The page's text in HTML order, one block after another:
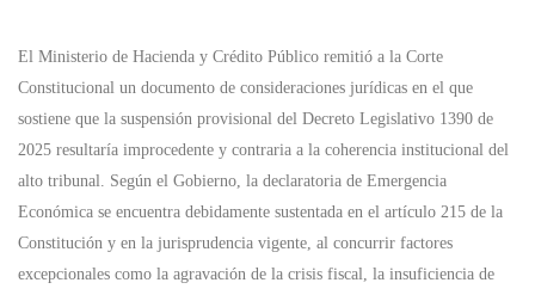
El Ministerio de Hacienda y Crédito Público remitió a la Corte
Constitucional un documento de consideraciones jurídicas en el que
sostiene que la suspensión provisional del Decreto Legislativo 1390 de
2025 resultaría improcedente y contraria a la coherencia institucional del
alto tribunal. Según el Gobierno, la declaratoria de Emergencia
Económica se encuentra debidamente sustentada en el artículo 215 de la
Constitución y en la jurisprudencia vigente, al concurrir factores
excepcionales como la agravación de la crisis fiscal, la insuficiencia de